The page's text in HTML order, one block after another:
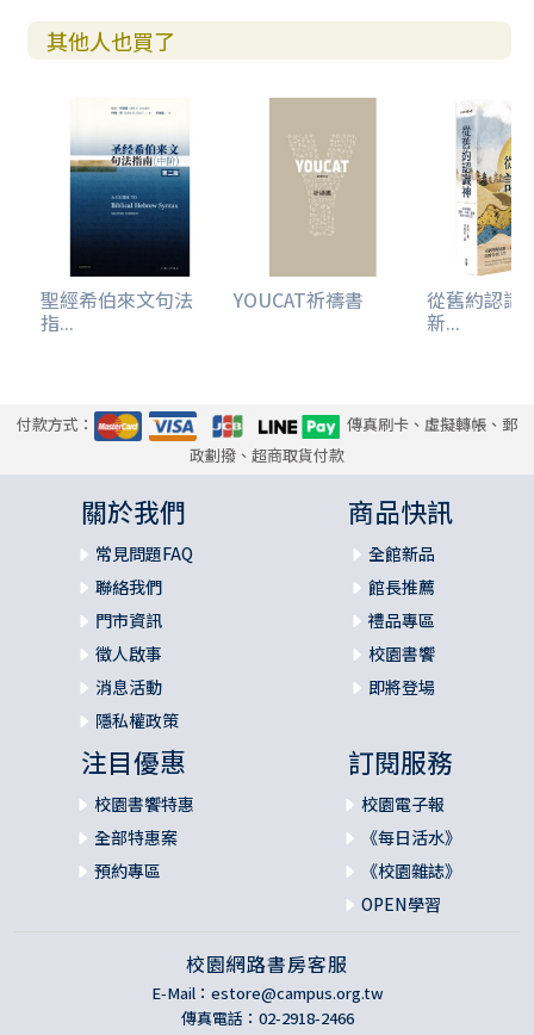
其他人也買了
聖經希伯來文句法
指...
YOUCAT祈禱書 從舊約認識
新...
付款方式：
傳真刷卡、虛擬轉帳、郵
政劃撥、超商取貨付款
關於我們
常見問題FAQ
聯絡我們
門市資訊
徵人啟事
消息活動
隱私權政策
商品快訊
全館新品
館長推薦
禮品專區
校園書饗
即將登場
注目優惠
校園書饗特惠
全部特惠案
預約專區
訂閱服務
校園電子報
《每日活水》
《校園雜誌》
OPEN學習
校園網路書房客服
E-Mail： estore@campus.org.tw
傳真電話：02-2918-2466